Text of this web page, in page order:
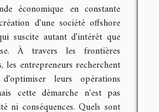
économique en constante
d'une société offshore
suscite autant d'intérêt que
À travers les frontières
les entrepreneurs recherchent
leurs opérations
cette démarche n'est pas
ni conséquences. Quels sont